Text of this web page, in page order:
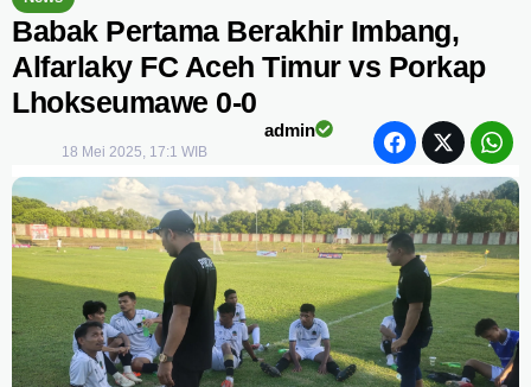
Babak Pertama Berakhir Imbang,
Alfarlaky FC Aceh Timur vs Porkap
Lhokseumawe 0-0
admin
18 Mei 2025, 17:1 WIB